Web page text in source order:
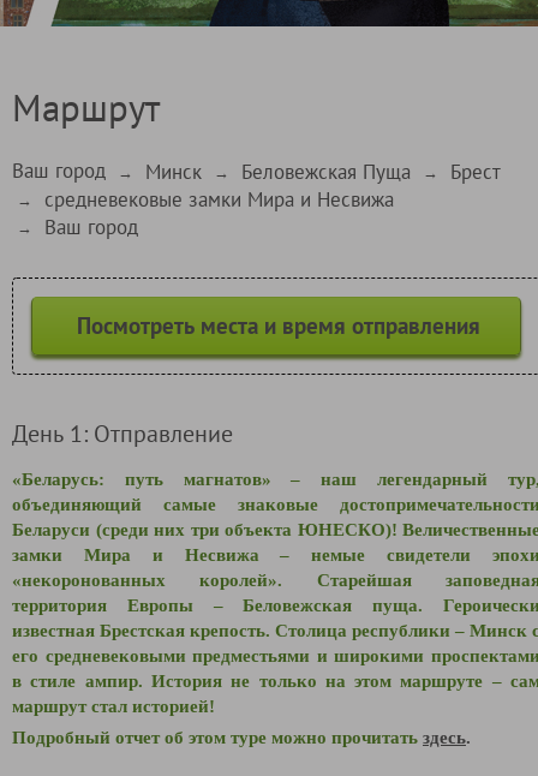
Маршрут
Ваш город → Минск → Беловежская Пуща → Брест
→ средневековые замки Мира и Несвижа
→ Ваш город
Посмотреть места и время отправления
День 1: Отправление
«Беларусь: путь магнатов» – наш легендарный
объединяющий самые знаковые
Беларуси (среди них три объекта ЮНЕСКО)!
замки Мира и Несвижа – немые свидетели
«некоронованных королей». Старейшая
территория Европы – Беловежская пуща.
известная Брестская крепость. Столица республики – Минск
его средневековыми предместьями и широкими
в стиле ампир. История не только на этом маршруте –
маршрут стал историей!
Подробный отчет об этом туре можно прочитать здесь.